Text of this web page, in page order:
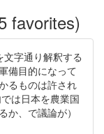
favorites)
字通り解釈する
備目的になって
るものは許され
は日本を農業国
か、で議論が）